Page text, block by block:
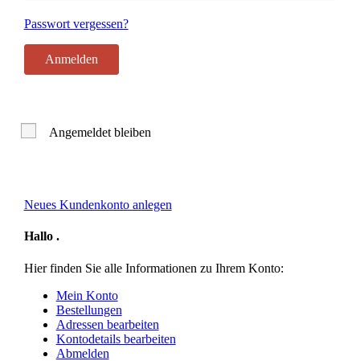
Passwort vergessen?
Angemeldet bleiben
Neues Kundenkonto anlegen
Hallo .
Hier finden Sie alle Informationen zu Ihrem Konto:
Mein Konto
Bestellungen
Adressen bearbeiten
Kontodetails bearbeiten
Abmelden